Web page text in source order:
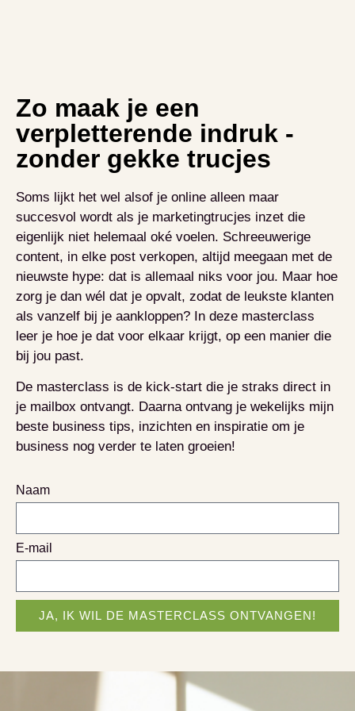
Zo maak je een
verpletterende indruk -
zonder gekke trucjes
Soms lijkt het wel alsof je online alleen maar
succesvol wordt als je marketingtrucjes inzet die
eigenlijk niet helemaal oké voelen. Schreeuwerige
content, in elke post verkopen, altijd meegaan met de
nieuwste hype: dat is allemaal niks voor jou. Maar hoe
zorg je dan wél dat je opvalt, zodat de leukste klanten
als vanzelf bij je aankloppen? In deze masterclass
leer je hoe je dat voor elkaar krijgt, op een manier die
bij jou past.
De masterclass is de kick-start die je straks direct in
je mailbox ontvangt. Daarna ontvang je wekelijks mijn
beste business tips, inzichten en inspiratie om je
business nog verder te laten groeien!
Naam
E-mail
JA, IK WIL DE MASTERCLASS ONTVANGEN!